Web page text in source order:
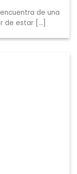
de una
de estar [...]